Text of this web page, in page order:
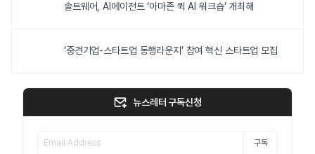
솔트웨어, AI에이전트 ‘아마존 퀵 AI 워크숍’ 개최해
‘중견기업-스타트업 동행라운지’ 참여 혁신 스타트업 모집
뉴스레터 구독신청
구독